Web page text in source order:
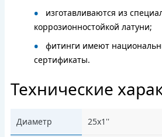
изготавливаются из
коррозионностойкой латуни;
фитинги имеют
сертификаты.
Технические
Диаметр 25х1''